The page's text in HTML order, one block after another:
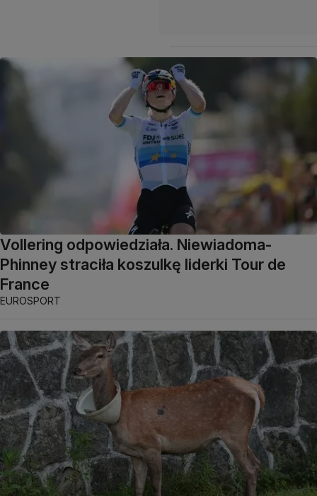
Vollering odpowiedziała. Niewiadoma-
Phinney straciła koszulkę liderki Tour de
France
EUROSPORT